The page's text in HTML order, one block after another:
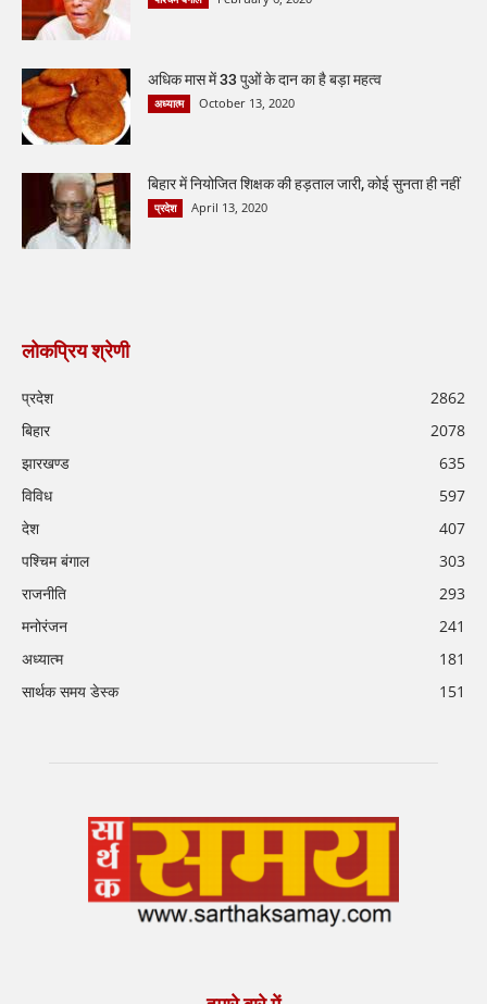
अधिक मास में 33 पुओं के दान का है बड़ा महत्व
अध्यात्म October 13, 2020
बिहार में नियोजित शिक्षक की हड़ताल जारी, कोई सुनता ही नहीं
प्रदेश April 13, 2020
लोकप्रिय श्रेणी
प्रदेश
2862
बिहार
2078
झारखण्ड
635
विविध
597
देश
407
पश्चिम बंगाल
303
राजनीति
293
मनोरंजन
241
अध्यात्म
181
सार्थक समय डेस्क
151